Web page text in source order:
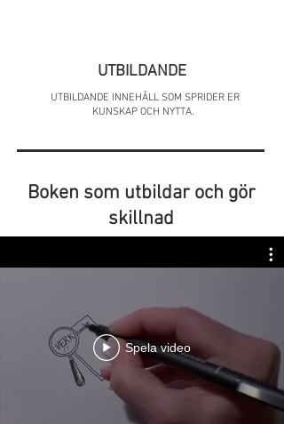
UTBILDANDE
UTBILDANDE INNEHÅLL SOM SPRIDER ER
KUNSKAP OCH NYTTA.
Boken som utbildar och gör
skillnad
Spela video